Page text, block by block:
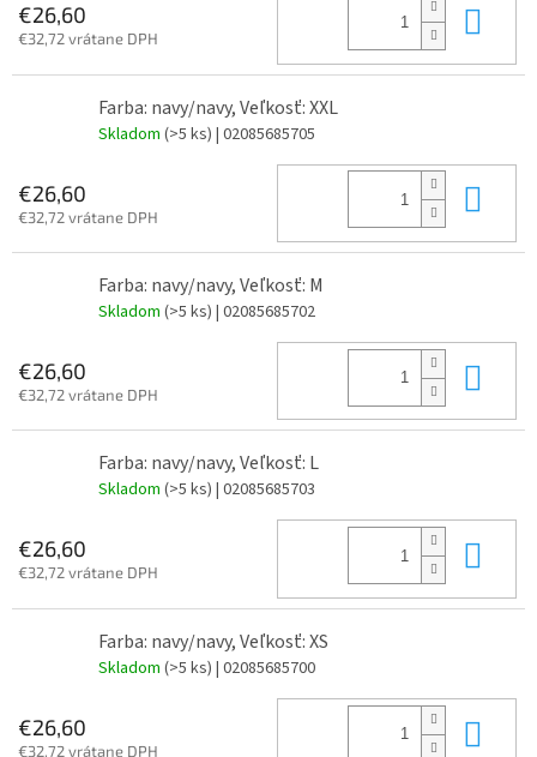
€26,60
€32,72 vrátane DPH
Farba: navy/navy, Veľkosť: XXL
Skladom (>5 ks) | 02085685705
€26,60
€32,72 vrátane DPH
Farba: navy/navy, Veľkosť: M
Skladom (>5 ks) | 02085685702
€26,60
€32,72 vrátane DPH
Farba: navy/navy, Veľkosť: L
Skladom (>5 ks) | 02085685703
€26,60
€32,72 vrátane DPH
Farba: navy/navy, Veľkosť: XS
Skladom (>5 ks) | 02085685700
€26,60
€32,72 vrátane DPH